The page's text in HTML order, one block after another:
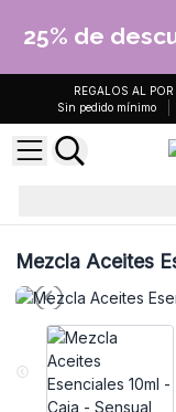
25% de
REGALOS AL
Sin pedido mínimo
Mezcla Aceites